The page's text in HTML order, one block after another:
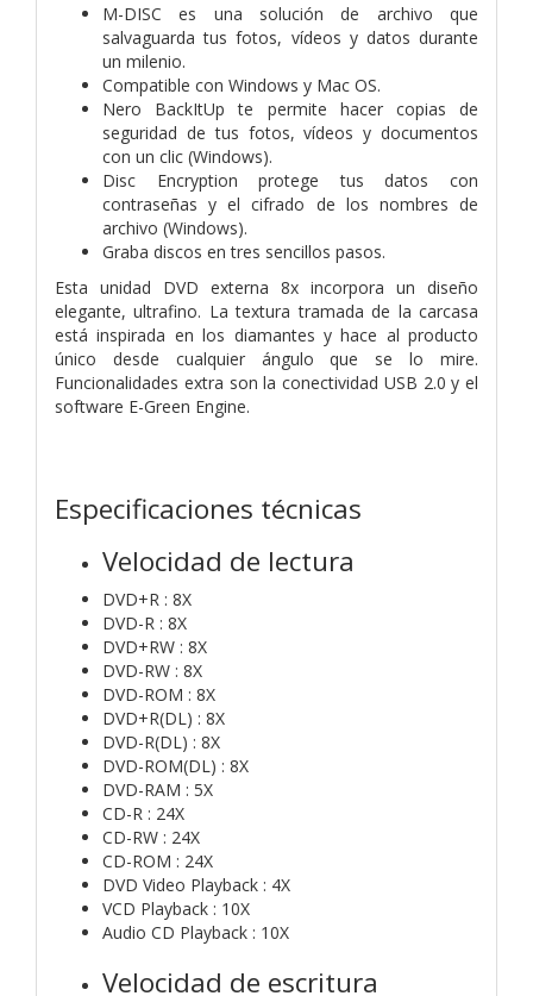
M-DISC es una solución de archivo que
salvaguarda tus fotos, vídeos y datos durante
un milenio.
Compatible con Windows y Mac OS.
Nero BackItUp te permite hacer copias de
seguridad de tus fotos, vídeos y documentos
con un clic (Windows).
Disc Encryption protege tus datos con
contraseñas y el cifrado de los nombres de
archivo (Windows).
Graba discos en tres sencillos pasos.
Esta unidad DVD externa 8x incorpora un diseño
elegante, ultrafino. La textura tramada de la carcasa
está inspirada en los diamantes y hace al producto
único desde cualquier ángulo que se lo mire.
Funcionalidades extra son la conectividad USB 2.0 y el
software E-Green Engine.
Especificaciones técnicas
Velocidad de lectura
DVD+R : 8X
DVD-R : 8X
DVD+RW : 8X
DVD-RW : 8X
DVD-ROM : 8X
DVD+R(DL) : 8X
DVD-R(DL) : 8X
DVD-ROM(DL) : 8X
DVD-RAM : 5X
CD-R : 24X
CD-RW : 24X
CD-ROM : 24X
DVD Video Playback : 4X
VCD Playback : 10X
Audio CD Playback : 10X
Velocidad de escritura